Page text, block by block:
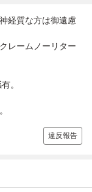
経質な方は御遠慮
レームノーリター
。
違反報告